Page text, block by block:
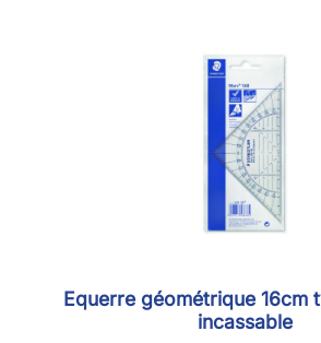
Equerre géométrique 16cm
incassable